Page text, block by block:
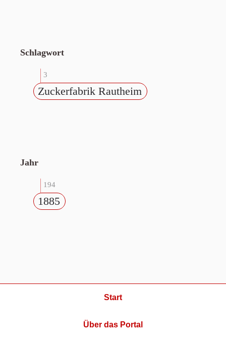
Schlagwort
3
Zuckerfabrik Rautheim
Jahr
194
1885
Start
Über das Portal